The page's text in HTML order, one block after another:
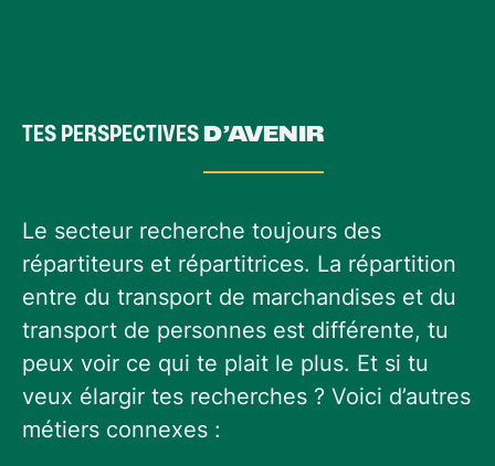
TES PERSPECTIVES D’AVENIR
Le secteur recherche toujours des
répartiteurs et répartitrices. La répartition
entre du transport de marchandises et du
transport de personnes est différente, tu
peux voir ce qui te plait le plus. Et si tu
veux élargir tes recherches ? Voici d’autres
métiers connexes :